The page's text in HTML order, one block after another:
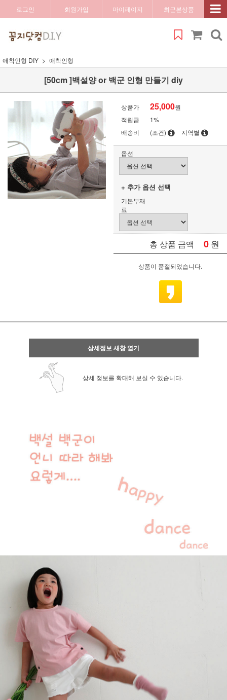
로그인 회원가입 마이페이지 최근본상품
애착인형 DIY 애착인형
[50cm ]백설양 or 백군 인형 만들기 diy
상품가 25,000원
적립금
1%
배송비
(조건) 지역별
옵션
+ 추가 옵션 선택
기본부재
료
총 상품 금액 0 원
상품이 품절되었습니다.
상세정보 새창 열기
상세 정보를 확대해 보실 수 있습니다.